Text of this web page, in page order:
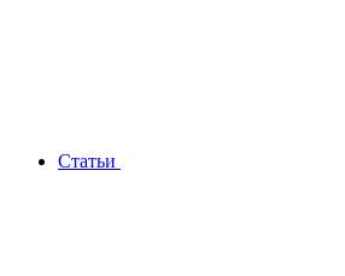
Статьи